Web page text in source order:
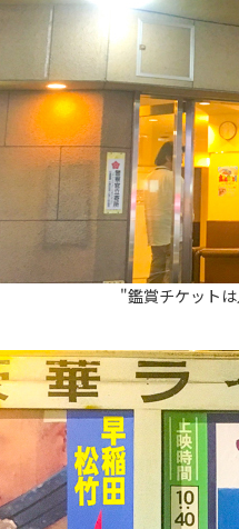
"鑑賞チケット